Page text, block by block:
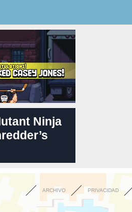
Ninja
ARCHIVO PRIVACIDAD